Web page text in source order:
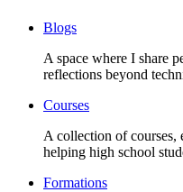
Blogs
A space where I share
reflections beyond
Courses
A collection of courses,
helping high school
Formations